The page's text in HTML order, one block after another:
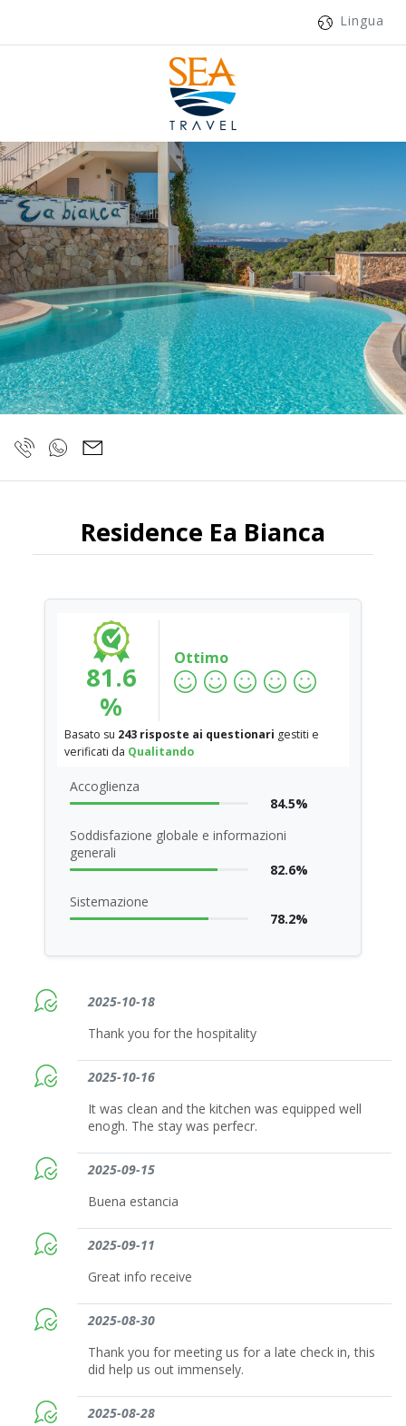
Lingua
Residence Ea Bianca
2025-10-18
Thank you for the hospitality
2025-10-16
It was clean and the kitchen was equipped well
enogh. The stay was perfecr.
2025-09-15
Buena estancia
2025-09-11
Great info receive
2025-08-30
Thank you for meeting us for a late check in, this
did help us out immensely.
2025-08-28
81.6
%
Ottimo
Basato su 243 risposte ai questionari gestiti e
verificati da Qualitando
Accoglienza
84.5%
Soddisfazione globale e informazioni
generali
82.6%
Sistemazione
78.2%